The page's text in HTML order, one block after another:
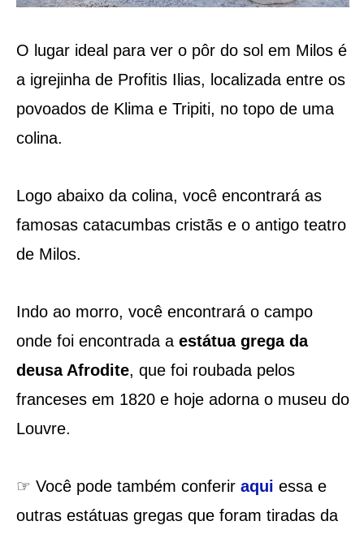
O lugar ideal para ver o pôr do sol em Milos é
a igrejinha de Profitis Ilias, localizada entre os
povoados de Klima e Tripiti, no topo de uma
colina.
Logo abaixo da colina, você encontrará as
famosas catacumbas cristãs e o antigo teatro
de Milos.
Indo ao morro, você encontrará o campo
onde foi encontrada a estátua grega da
deusa Afrodite, que foi roubada pelos
franceses em 1820 e hoje adorna o museu do
Louvre.
☞ Você pode também conferir aqui essa e
outras estátuas gregas que foram tiradas da